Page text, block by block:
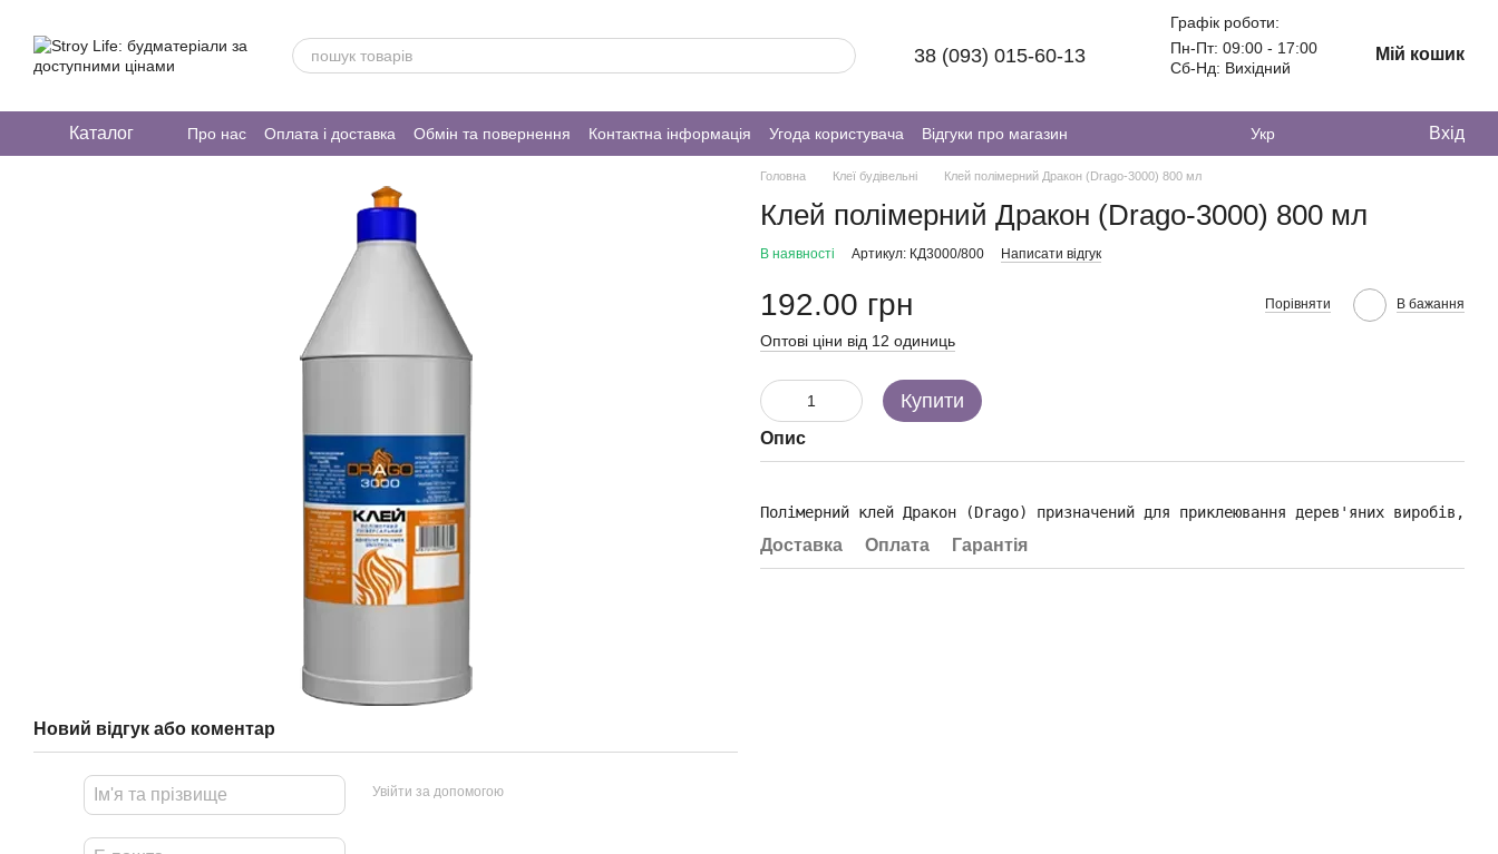
38 (093) 015-60-13
Графік роботи:
Пн-Пт: 09:00 - 17:00
Сб-Нд: Вихідний
Мій кошик
Каталог Про нас Оплата і доставка Обмін та повернення Контактна інформація Угода користувача Відгуки про магазин Укр Вхід
Новий відгук або коментар
Увійти за допомогою
Головна Клеї будівельні Клей полімерний Дракон (Drago-3000) 800 мл
Клей полімерний Дракон (Drago-3000) 800 мл
В наявності Артикул: КД3000/800 Написати відгук
192.00 грн Порівняти В бажання
Оптові ціни від 12 одиниць
Купити
Опис
Полімерний клей Дракон (Drago) призначений для приклеювання дерев'яних
Доставка Оплата Гарантія